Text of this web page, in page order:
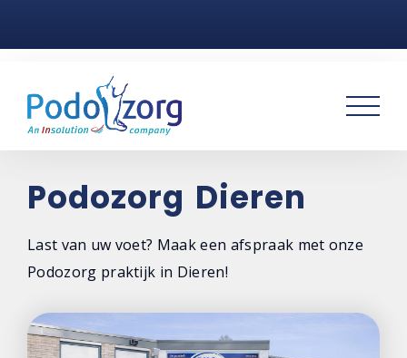
Voetklachten
Podotherapie
Praktijken
Contact
Podozorg Dieren
Last van uw voet? Maak een afspraak met onze
Podozorg praktijk in Dieren!